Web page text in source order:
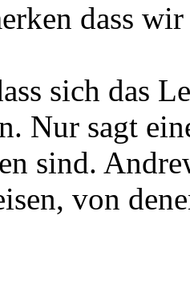
dass
sich das
Nur sagt
sind.
von